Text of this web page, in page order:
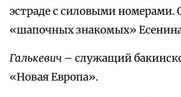
эстраде с силовыми номерами.
«шапочных знакомых»
Галькевич – служащий
«Новая Европа».